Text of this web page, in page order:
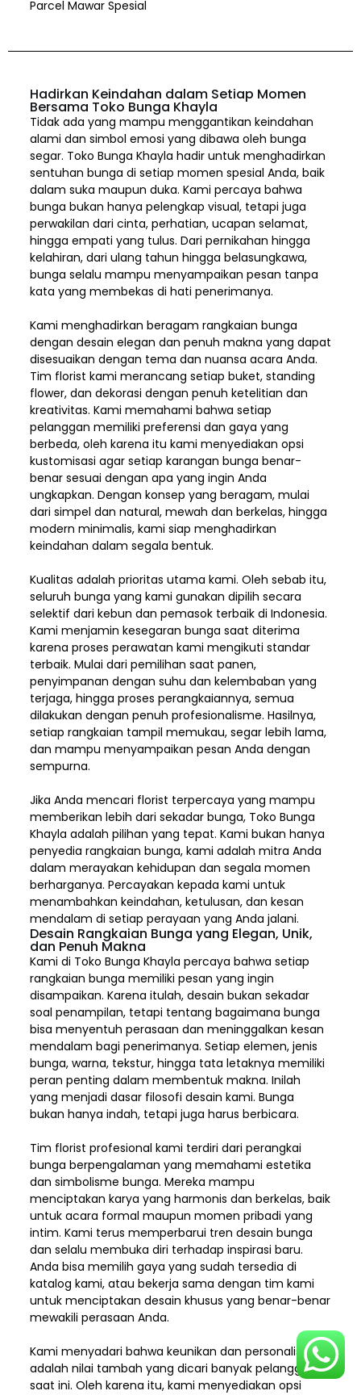
Parcel Mawar Spesial
Hadirkan Keindahan dalam Setiap Momen
Bersama Toko Bunga Khayla
Tidak ada yang mampu menggantikan keindahan
alami dan simbol emosi yang dibawa oleh bunga
segar. Toko Bunga Khayla hadir untuk menghadirkan
sentuhan bunga di setiap momen spesial Anda, baik
dalam suka maupun duka. Kami percaya bahwa
bunga bukan hanya pelengkap visual, tetapi juga
perwakilan dari cinta, perhatian, ucapan selamat,
hingga empati yang tulus. Dari pernikahan hingga
kelahiran, dari ulang tahun hingga belasungkawa,
bunga selalu mampu menyampaikan pesan tanpa
kata yang membekas di hati penerimanya.
Kami menghadirkan beragam rangkaian bunga
dengan desain elegan dan penuh makna yang dapat
disesuaikan dengan tema dan nuansa acara Anda.
Tim florist kami merancang setiap buket, standing
flower, dan dekorasi dengan penuh ketelitian dan
kreativitas. Kami memahami bahwa setiap
pelanggan memiliki preferensi dan gaya yang
berbeda, oleh karena itu kami menyediakan opsi
kustomisasi agar setiap karangan bunga benar-
benar sesuai dengan apa yang ingin Anda
ungkapkan. Dengan konsep yang beragam, mulai
dari simpel dan natural, mewah dan berkelas, hingga
modern minimalis, kami siap menghadirkan
keindahan dalam segala bentuk.
Kualitas adalah prioritas utama kami. Oleh sebab itu,
seluruh bunga yang kami gunakan dipilih secara
selektif dari kebun dan pemasok terbaik di Indonesia.
Kami menjamin kesegaran bunga saat diterima
karena proses perawatan kami mengikuti standar
terbaik. Mulai dari pemilihan saat panen,
penyimpanan dengan suhu dan kelembaban yang
terjaga, hingga proses perangkaiannya, semua
dilakukan dengan penuh profesionalisme. Hasilnya,
setiap rangkaian tampil memukau, segar lebih lama,
dan mampu menyampaikan pesan Anda dengan
sempurna.
Jika Anda mencari florist terpercaya yang mampu
memberikan lebih dari sekadar bunga, Toko Bunga
Khayla adalah pilihan yang tepat. Kami bukan hanya
penyedia rangkaian bunga, kami adalah mitra Anda
dalam merayakan kehidupan dan segala momen
berharganya. Percayakan kepada kami untuk
menambahkan keindahan, ketulusan, dan kesan
mendalam di setiap perayaan yang Anda jalani.
Desain Rangkaian Bunga yang Elegan, Unik,
dan Penuh Makna
Kami di Toko Bunga Khayla percaya bahwa setiap
rangkaian bunga memiliki pesan yang ingin
disampaikan. Karena itulah, desain bukan sekadar
soal penampilan, tetapi tentang bagaimana bunga
bisa menyentuh perasaan dan meninggalkan kesan
mendalam bagi penerimanya. Setiap elemen, jenis
bunga, warna, tekstur, hingga tata letaknya memiliki
peran penting dalam membentuk makna. Inilah
yang menjadi dasar filosofi desain kami. Bunga
bukan hanya indah, tetapi juga harus berbicara.
Tim florist profesional kami terdiri dari perangkai
bunga berpengalaman yang memahami estetika
dan simbolisme bunga. Mereka mampu
menciptakan karya yang harmonis dan berkelas, baik
untuk acara formal maupun momen pribadi yang
intim. Kami terus memperbarui tren desain bunga
dan selalu membuka diri terhadap inspirasi baru.
Anda bisa memilih gaya yang sudah tersedia di
katalog kami, atau bekerja sama dengan tim kami
untuk menciptakan desain khusus yang benar-benar
mewakili perasaan Anda.
Kami menyadari bahwa keunikan dan personalisasi
adalah nilai tambah yang dicari banyak pelanggan
saat ini. Oleh karena itu, kami menyediakan opsi